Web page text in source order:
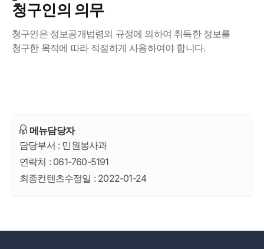
청구인의 의무
청구인은 정보공개법령의 규정에 의하여 취득한 정보를
청구한 목적에 따라 적절하게 사용하여야 합니다.
메뉴담당자
담당부서 : 민원봉사과
연락처 : 061-760-5191
최종컨텐츠수정일 : 2022-01-24